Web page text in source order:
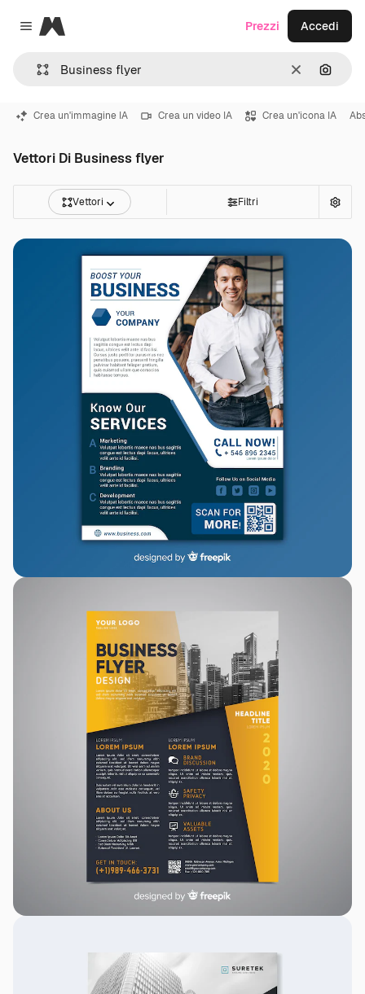
Close menu
Magnific
CancellaCerca
Prezzi Accedi
Crea un'immagine IA Crea un video IA Crea un'icona IA
Vettori Di Business flyer
Vettori Filtri